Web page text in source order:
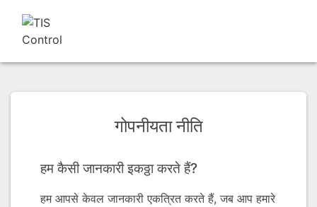
गोपनीयता नीति
हम कैसी जानकारी इकठ्ठा करते हैं?
हम आपसे केवल जानकारी एकत्रित करते हैं, जब आप हमारे